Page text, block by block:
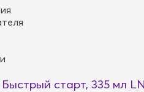
старт, 335 мл